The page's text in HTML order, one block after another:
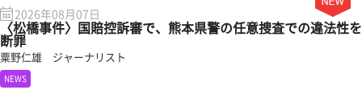
2026年08月07日
〈松橋事件〉国賠控訴審で、熊本県警の任意捜査での違法性を
断罪
粟野仁雄 ジャーナリスト
NEWS